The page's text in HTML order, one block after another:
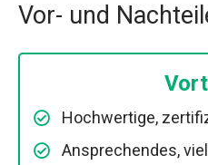
Vor- und
Hochwertige,
Ansprechendes,